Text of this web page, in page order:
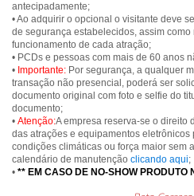
antecipadamente;
• Ao adquirir o opcional o visitante deve
de segurança estabelecidos, assim
funcionamento de cada atração;
• PCDs e pessoas com mais de 60 anos
• Importante: Por segurança, a qualquer
transação não presencial, poderá ser
documento original com foto e selfie do
documento;
• Atenção:A empresa reserva-se o direito
das atrações e equipamentos eletrônicos
condições climáticas ou força maior sem
calendário de manutenção clicando aqui;
• ** EM CASO DE NO-SHOW PRODUTO